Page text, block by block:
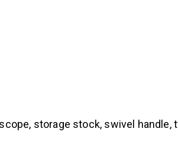
storage stock, swivel